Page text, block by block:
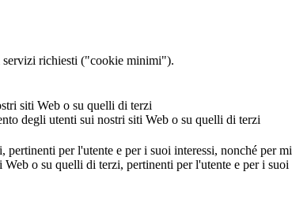
servizi richiesti ("cookie minimi").
siti Web o su quelli di terzi
degli utenti sui nostri siti Web o su quelli di terzi
per l'utente e per i suoi interessi, nonché per
o su quelli di terzi, pertinenti per l'utente e per i